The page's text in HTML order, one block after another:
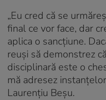
„Eu cred că se
final ce vor face, dar
aplica o sancțiune.
reuși să demonstrez
disciplinară este o
mă adresez
Laurențiu Beșu.